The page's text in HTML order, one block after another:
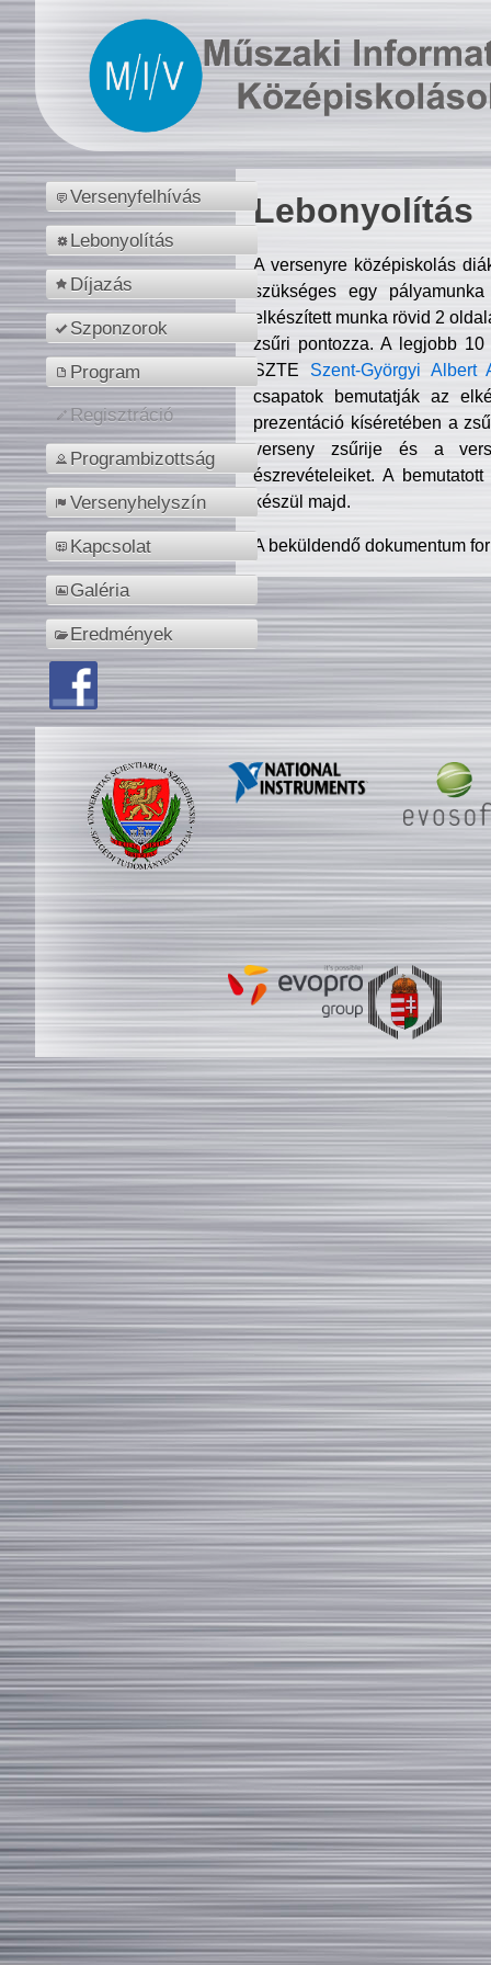
Versenyfelhívás
Lebonyolítás
Díjazás
Szponzorok
Program
Regisztráció
Programbizottság
Versenyhelyszín
Kapcsolat
Galéria
Eredmények
Lebonyolítás
A versenyre középiskolás
szükséges egy
elkészített munka rövid 2
zsűri pontozza. A legjobb
SZTE Szent-Györgyi Albert
csapatok bemutatják az
prezentáció kíséretében a
verseny zsűrije és a
észrevételeiket. A
készül majd.
A beküldendő dokumentum